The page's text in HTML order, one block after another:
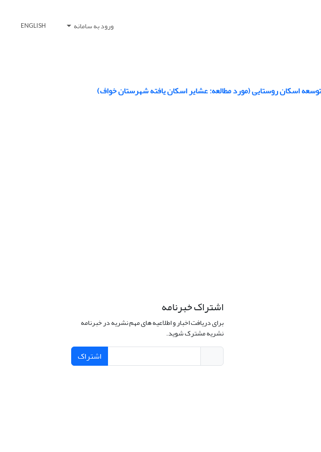
ورود به سامانه ENGLISH
اسکان روستایی (مورد مطالعه: عشایر اسکان یافته شهرستان خواف)
اشتراک خبرنامه
برای دریافت اخبار و اطلاعیه های مهم نشریه در خبرنامه
نشریه مشترک شوید.
اشتراک